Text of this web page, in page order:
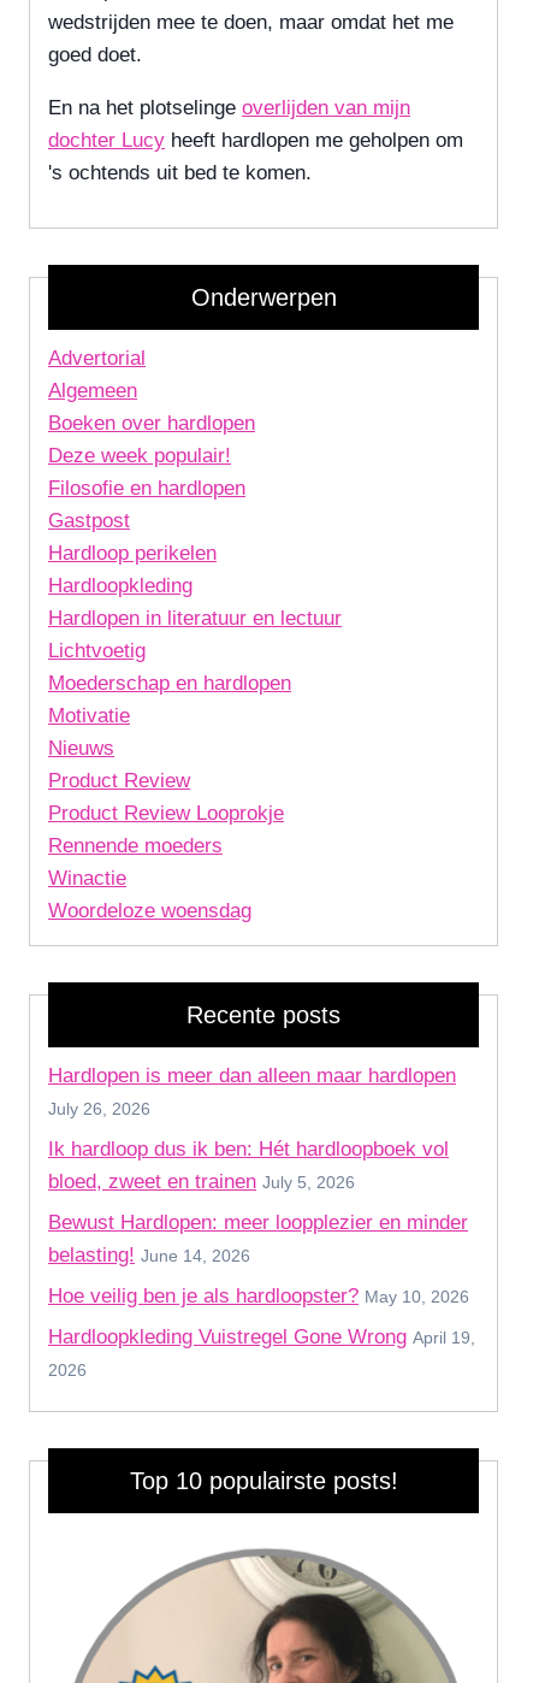
wedstrijden mee te doen, maar omdat het me
goed doet.
En na het plotselinge overlijden van mijn
dochter Lucy heeft hardlopen me geholpen om
's ochtends uit bed te komen.
Onderwerpen
Advertorial
Algemeen
Boeken over hardlopen
Deze week populair!
Filosofie en hardlopen
Gastpost
Hardloop perikelen
Hardloopkleding
Hardlopen in literatuur en lectuur
Lichtvoetig
Moederschap en hardlopen
Motivatie
Nieuws
Product Review
Product Review Looprokje
Rennende moeders
Winactie
Woordeloze woensdag
Recente posts
Hardlopen is meer dan alleen maar hardlopen
July 26, 2026
Ik hardloop dus ik ben: Hét hardloopboek vol
bloed, zweet en trainen July 5, 2026
Bewust Hardlopen: meer loopplezier en minder
belasting! June 14, 2026
Hoe veilig ben je als hardloopster? May 10, 2026
Hardloopkleding Vuistregel Gone Wrong April 19,
2026
Top 10 populairste posts!